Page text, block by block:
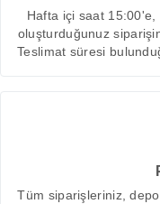
Hafta içi saat
oluşturduğunuz
Teslimat süresi
Tüm siparişleriniz,